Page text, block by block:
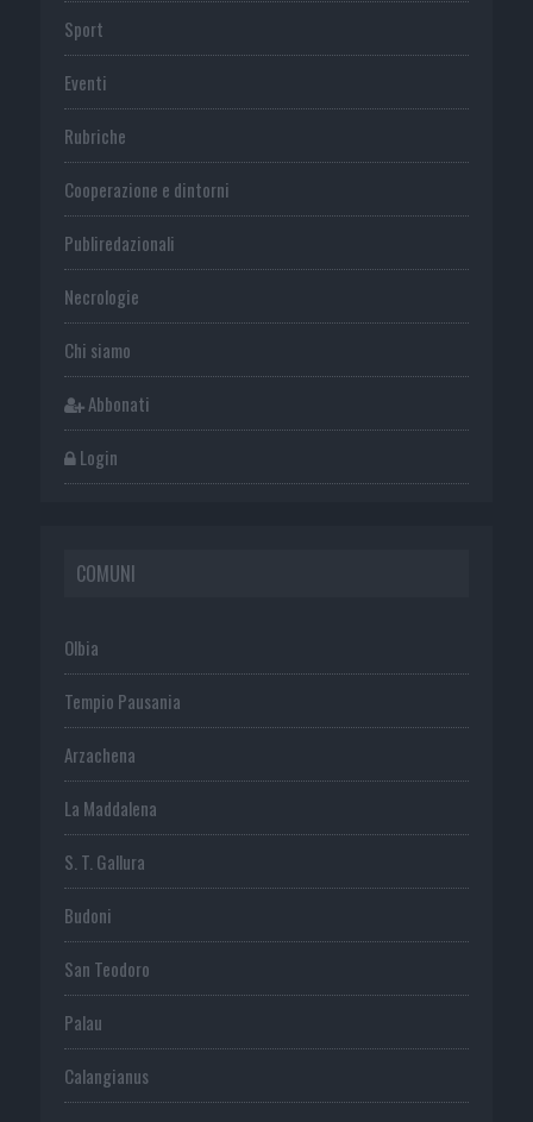
Sport
Eventi
Rubriche
Cooperazione e dintorni
Publiredazionali
Necrologie
Chi siamo
Abbonati
Login
COMUNI
Olbia
Tempio Pausania
Arzachena
La Maddalena
S. T. Gallura
Budoni
San Teodoro
Palau
Calangianus